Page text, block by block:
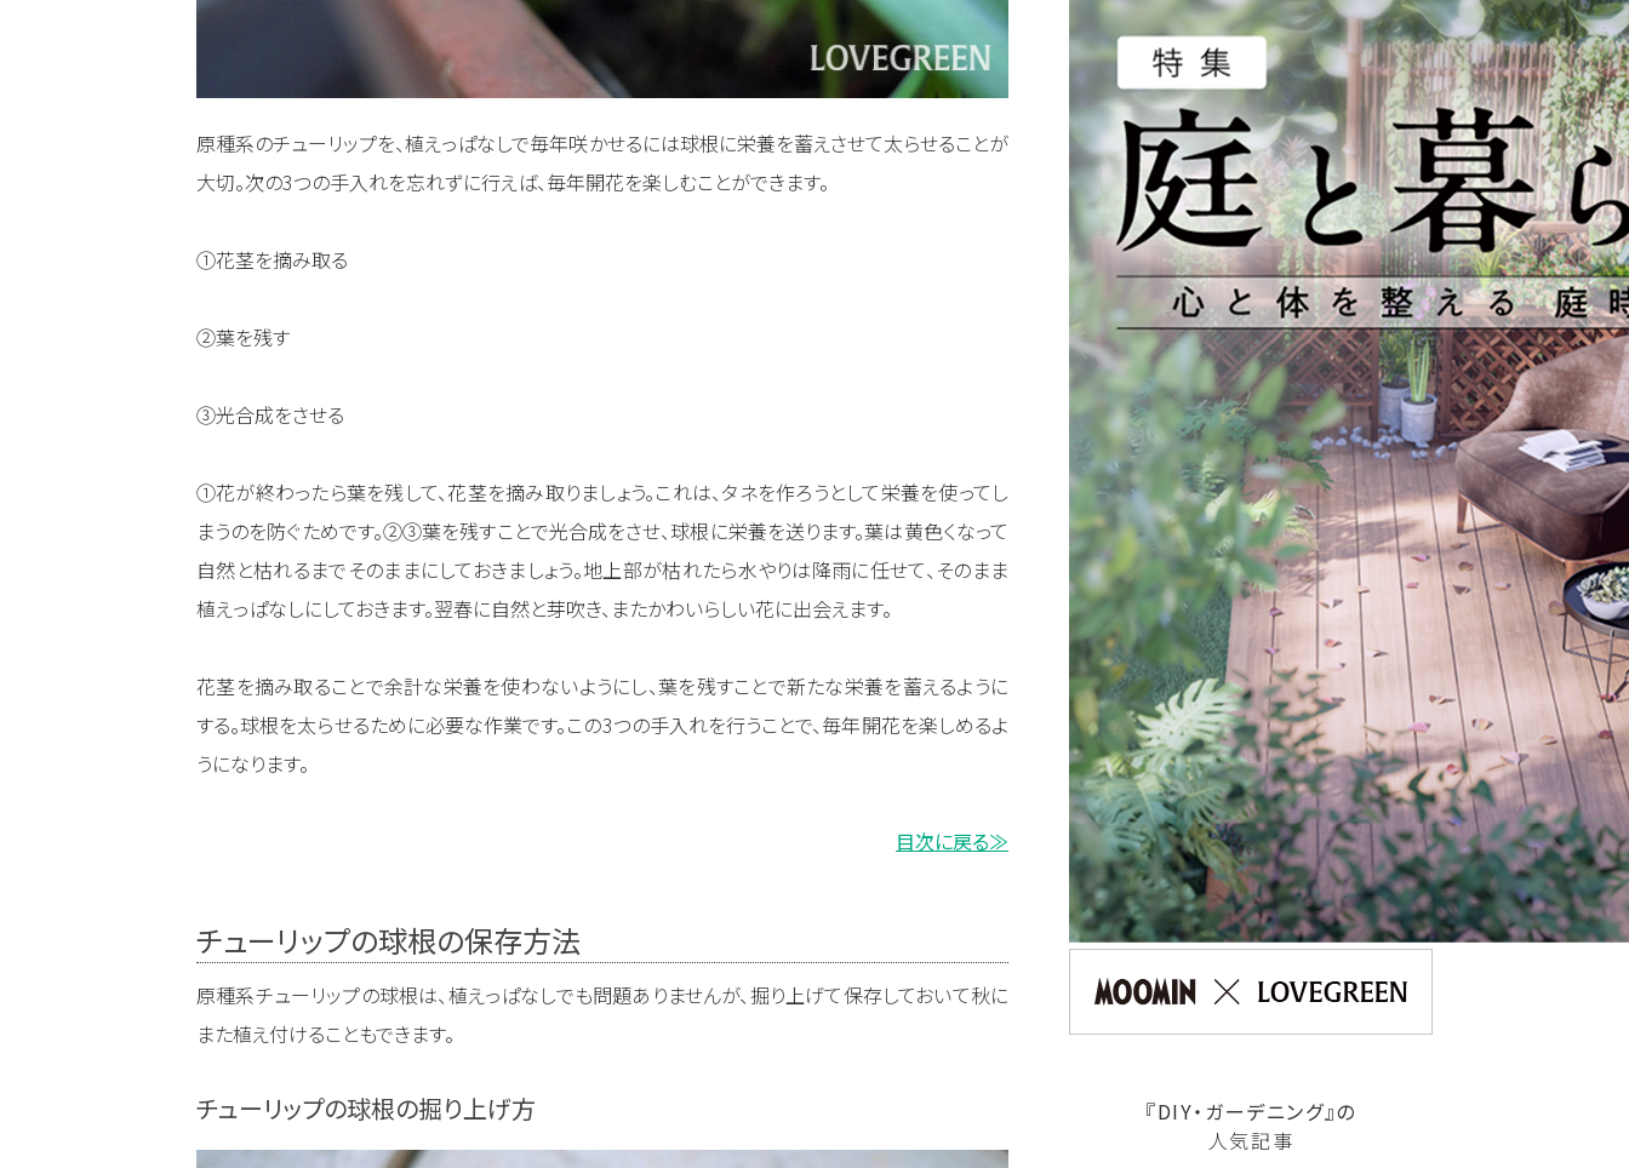
原種系のチューリップを、植えっぱなしで毎年咲かせるには球根に栄養を蓄えさせて太らせることが
大切。次の3つの手入れを忘れずに行えば、毎年開花を楽しむことができます。
①花茎を摘み取る
②葉を残す
③光合成をさせる
①花が終わったら葉を残して、花茎を摘み取りましょう。これは、タネを作ろうとして栄養を使ってし
まうのを防ぐためです。②③葉を残すことで光合成をさせ、球根に栄養を送ります。葉は黄色くなって
自然と枯れるまでそのままにしておきましょう。地上部が枯れたら水やりは降雨に任せて、そのまま
植えっぱなしにしておきます。翌春に自然と芽吹き、またかわいらしい花に出会えます。
花茎を摘み取ることで余計な栄養を使わないようにし、葉を残すことで新たな栄養を蓄えるように
する。球根を太らせるために必要な作業です。この3つの手入れを行うことで、毎年開花を楽しめるよ
うになります。
目次に戻る≫
チューリップの球根の保存方法
原種系チューリップの球根は、植えっぱなしでも問題ありませんが、掘り上げて保存しておいて秋に
また植え付けることもできます。
チューリップの球根の掘り上げ方
『DIY・ガーデニング』の
人気記事